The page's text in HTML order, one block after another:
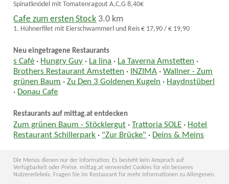
Spinatknödel mit Tomatenragout A,C,G 8,40€
Cafe zum ersten Stock 3.0 km
1. Hühnerfilet mit Eierschwammerl und Reis € 17,90 / € 19,90
Neu eingetragene Restaurants
s Café · Hungry Guy · La lina · La Taverna Amstetten ·
Brothers Restaurant Amstetten · INZIMA ·Wallner - Zum
grünen Baum ·Zu Den 3 Goldenen Kugeln · Haydnstüberl
· Donau Cafe
Restaurants auf mittag.at entdecken
Zum grünen Baum - Stöcklergut · Trattoria SOLE · Hotel
Restaurant Schillerpark · "Zur Brücke" · Deins & Meins
Die Menüs dienen nur der Information. Es besteht kein Anspruch auf
Verfügbarkeit oder Preise. mittag.at verwendet Cookies für ein besseres
Nutzererlebnis. Fragen Sie im Restaurant für mehr Informationen zu Allergenen.